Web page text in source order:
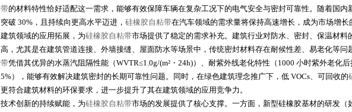
带的材料特性恰好适配这一需求，能够有效保障车辆在复杂工况下的电气安全与密封可靠性。随着国内
突破 30%，且持续向更高水平迈进， 硅橡胶自粘带在汽车领域的需求量将保持高速增长，成为市场增长
建筑领域的应用拓展，为硅橡胶自粘带市场提供了稳定的需求补充。建筑行业对防水、密封、保温材料
高，尤其是在建筑管道连接、外墙接缝、屋面防水等场景中，传统密封材料存在耐候性差、易老化等问
带凭借其优异的水蒸汽阻隔性能（WVTR≤1.0g/(m²・24h)）、耐紫外线老化特性（1000 小时紫外老化
5%），能够有效解决建筑密封的长期可靠性问题。同时，在绿色建筑理念推广下，低 VOCs、可回收的
更符合建筑材料的环保要求，进一步提升了其在建筑领域的应用竞争力。
技术创新的持续赋能，为硅橡胶自粘带市场的发展提供了核心支撑。一方面，新型硅橡胶基材的研发（